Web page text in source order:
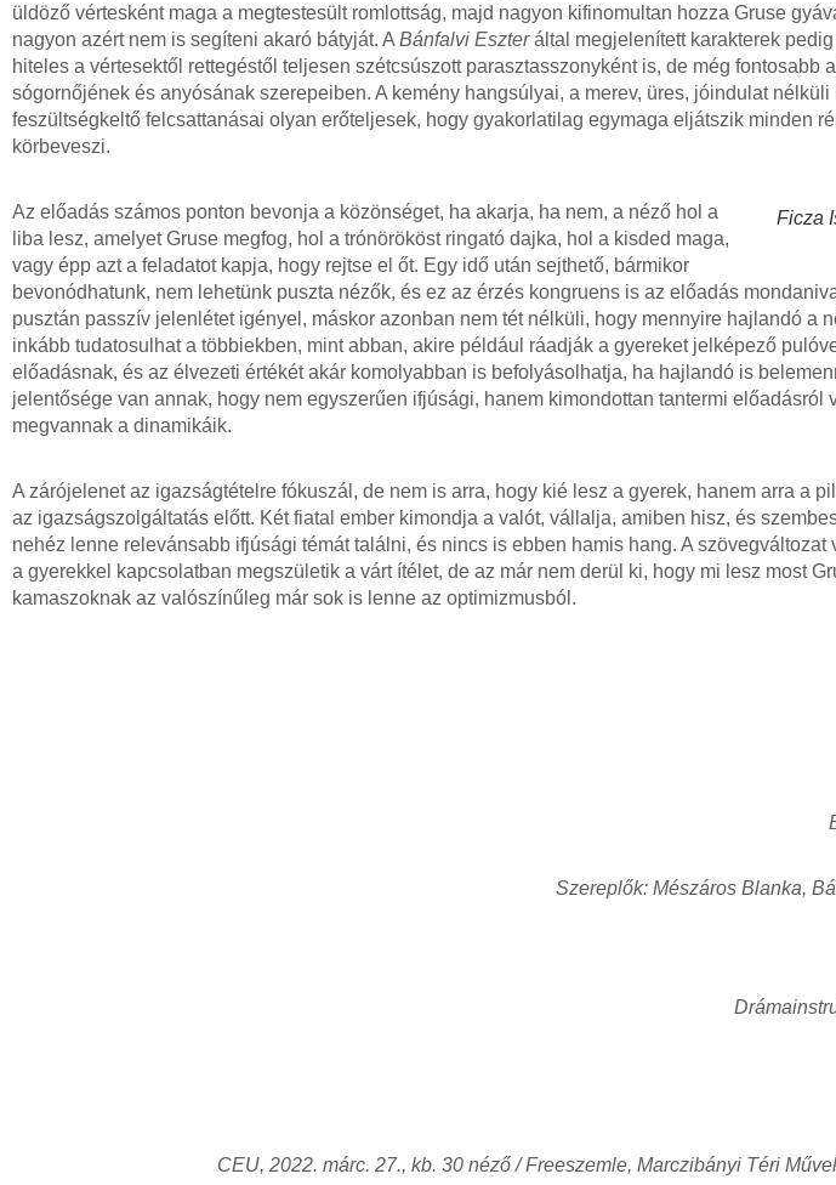
üldöző vértesként maga a megtestesült romlottság, majd nagyon kifinomultan hozza Gruse
nagyon azért nem is segíteni akaró bátyját. A Bánfalvi Eszteráltal megjelenített karakterek
hiteles a vértesektől rettegéstől teljesen szétcsúszott parasztasszonyként is, de még fontosabb
sógornőjének és anyósának szerepeiben. A kemény hangsúlyai, a merev, üres, jóindulat
feszültségkeltő felcsattanásai olyan erőteljesek, hogy gyakorlatilag egymaga eljátszik minden
körbeveszi.
Ficza
Az előadás számos ponton bevonja a közönséget, ha akarja, ha nem, a néző hol a
liba lesz, amelyet Gruse megfog, hol a trónörököst ringató dajka, hol a kisded maga,
vagy épp azt a feladatot kapja, hogy rejtse el őt. Egy idő után sejthető, bármikor
bevonódhatunk, nem lehetünk puszta nézők, és ez az érzés kongruens is az előadás
pusztán passzív jelenlétet igényel, máskor azonban nem tét nélküli, hogy mennyire hajlandó a
inkább tudatosulhat a többiekben, mint abban, akire például ráadják a gyereket jelképező
előadásnak, és az élvezeti értékét akár komolyabban is befolyásolhatja, ha hajlandó is
jelentősége van annak, hogy nem egyszerűen ifjúsági, hanem kimondottan tantermi előadásról
megvannak a dinamikáik.
A zárójelenet az igazságtételre fókuszál, de nem is arra, hogy kié lesz a gyerek, hanem arra a
az igazságszolgáltatás előtt. Két fiatal ember kimondja a valót, vállalja, amiben hisz, és
nehéz lenne relevánsabb ifjúsági témát találni, és nincs is ebben hamis hang. A
a gyerekkel kapcsolatban megszületik a várt ítélet, de az már nem derül ki, hogy mi lesz most
kamaszoknak az valószínűleg már sok is lenne az optimizmusból.
Szereplők: Mészáros Blanka,
CEU, 2022. márc. 27., kb. 30 néző / Freeszemle, Marczibányi Téri